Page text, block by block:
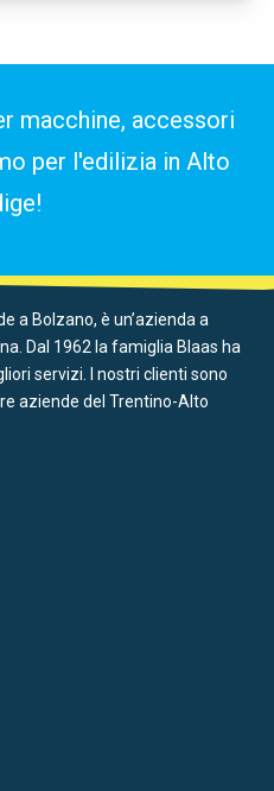
macchine, accessori
per l'edilizia in Alto
a Bolzano, è un’azienda a
Dal 1962 la famiglia Blaas ha
servizi. I nostri clienti sono
aziende del Trentino-Alto